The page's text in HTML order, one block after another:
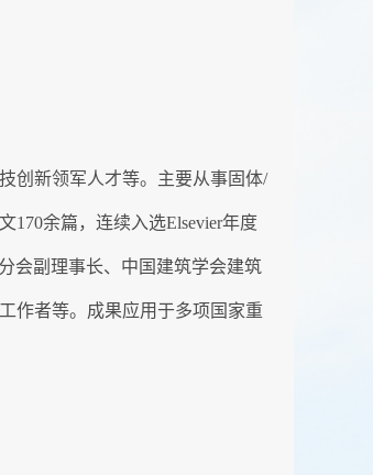
创新领军人才等。主要从事固体/
170余篇，连续入选Elsevier年度
会副理事长、中国建筑学会建筑
作者等。成果应用于多项国家重